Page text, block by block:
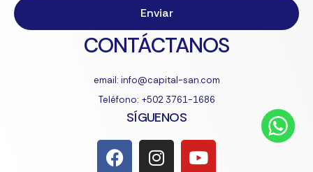
Enviar
CONTÁCTANOS
email: info@capital-san.com
Teléfono: +502 3761-1686
SÍGUENOS